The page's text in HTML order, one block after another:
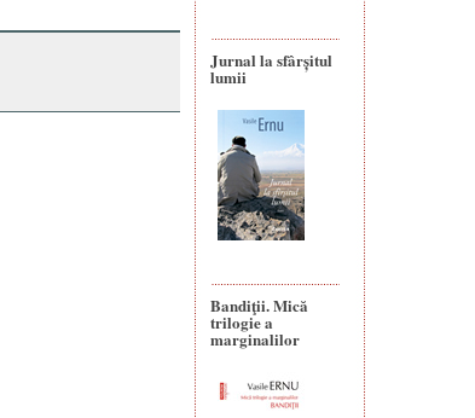
Jurnal la sfârșitul
lumii
Bandiţii. Mică
trilogie a
marginalilor